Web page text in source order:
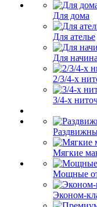
Для дома
Для ателье
Для
2/3/4-х
3/4-х
Мягкие
Мощные
Эконом-